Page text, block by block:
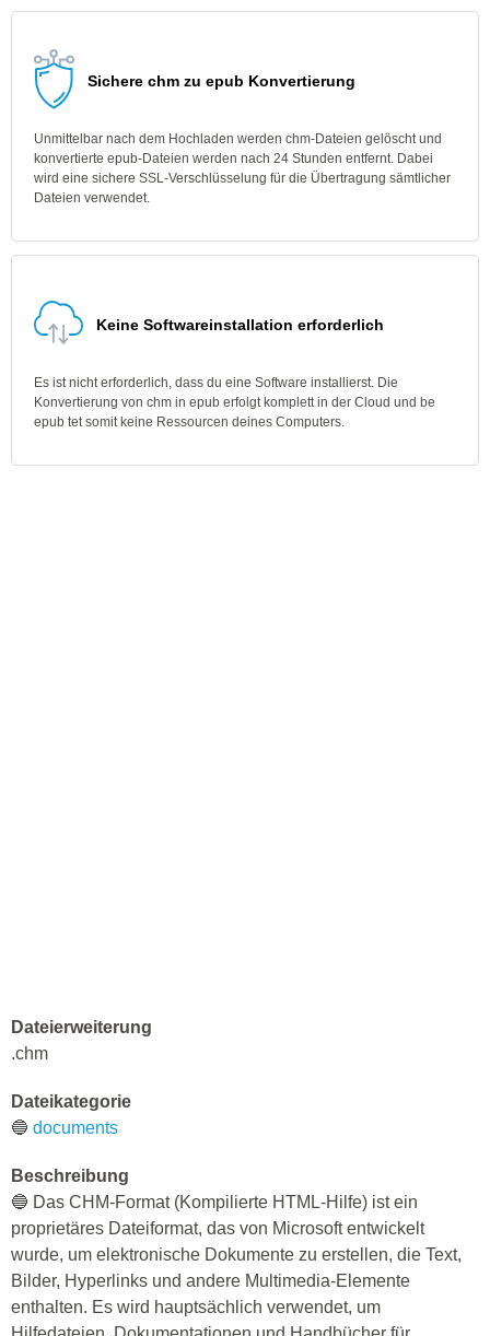
Sichere chm zu epub Konvertierung
Unmittelbar nach dem Hochladen werden chm-Dateien gelöscht und
konvertierte epub-Dateien werden nach 24 Stunden entfernt. Dabei
wird eine sichere SSL-Verschlüsselung für die Übertragung sämtlicher
Dateien verwendet.
Keine Softwareinstallation erforderlich
Es ist nicht erforderlich, dass du eine Software installierst. Die
Konvertierung von chm in epub erfolgt komplett in der Cloud und be
epub tet somit keine Ressourcen deines Computers.
Dateierweiterung
.chm
Dateikategorie
🔵 documents
Beschreibung
🔵 Das CHM-Format (Kompilierte HTML-Hilfe) ist ein
proprietäres Dateiformat, das von Microsoft entwickelt
wurde, um elektronische Dokumente zu erstellen, die Text,
Bilder, Hyperlinks und andere Multimedia-Elemente
enthalten. Es wird hauptsächlich verwendet, um